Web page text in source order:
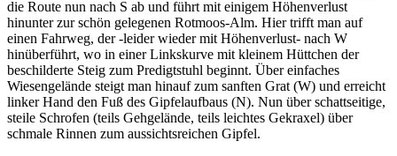
die Route nun nach S ab und führt mit einigem Höhenverlust
hinunter zur schön gelegenen Rotmoos-Alm. Hier trifft man auf
einen Fahrweg, der -leider wieder mit Höhenverlust- nach W
hinüberführt, wo in einer Linkskurve mit kleinem Hüttchen der
beschilderte Steig zum Predigtstuhl beginnt. Über einfaches
Wiesengelände steigt man hinauf zum sanften Grat (W) und erreicht
linker Hand den Fuß des Gipfelaufbaus (N). Nun über schattseitige,
steile Schrofen (teils Gehgelände, teils leichtes Gekraxel) über
schmale Rinnen zum aussichtsreichen Gipfel.